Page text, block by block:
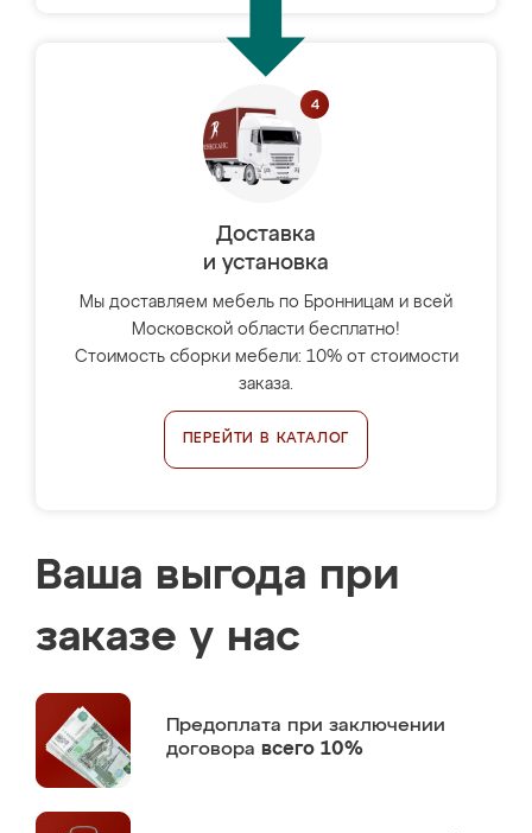
Доставка
и установка
Мы доставляем мебель по Бронницам и всей
Московской области бесплатно!
Стоимость сборки мебели: 10% от стоимости
заказа.
ПЕРЕЙТИ В КАТАЛОГ
Ваша выгода при
заказе у нас
Предоплата при заключении
договора всего 10%